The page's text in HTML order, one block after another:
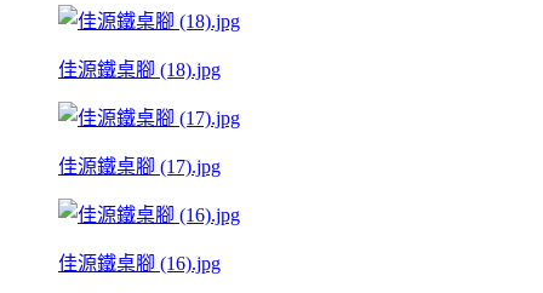
佳源鐵桌腳 (18).jpg
佳源鐵桌腳 (17).jpg
佳源鐵桌腳 (16).jpg